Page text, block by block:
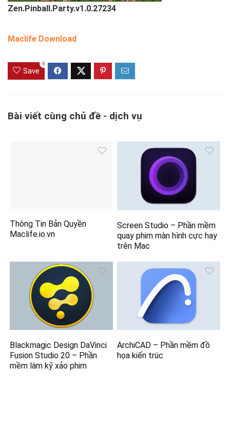
Zen.Pinball.Party.v1.0.27234
Maclife Download
Save
0
Bài viết cùng chủ đề - dịch vụ
Thông Tin Bản Quyền
Maclife.io.vn
Screen Studio – Phần mềm
quay phim màn hình cực hay
trên Mac
Blackmagic Design DaVinci
Fusion Studio 20 – Phần
mềm làm kỹ xảo phim
ArchiCAD – Phần mềm đồ
họa kiến trúc